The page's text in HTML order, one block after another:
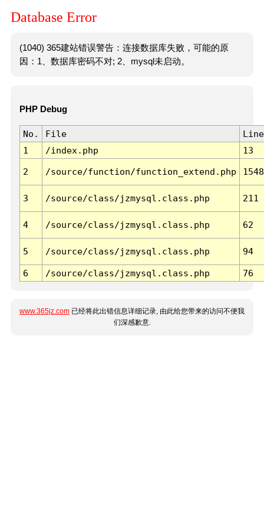
Database Error
(1040) 365建站错误警告：连接数据库失败，可能的原
因：1、数据库密码不对; 2、mysql未启动。
PHP Debug
No. File
Line
1
/index.php 13
2 /source/function/function_extend.php 1548
3 /source/class/jzmysql.class.php 211
4 /source/class/jzmysql.class.php 62
5 /source/class/jzmysql.class.php 94
6 /source/class/jzmysql.class.php 76
www.365jz.com 已经将此出错信息详细记录, 由此给您带来的访问不便我
们深感歉意.